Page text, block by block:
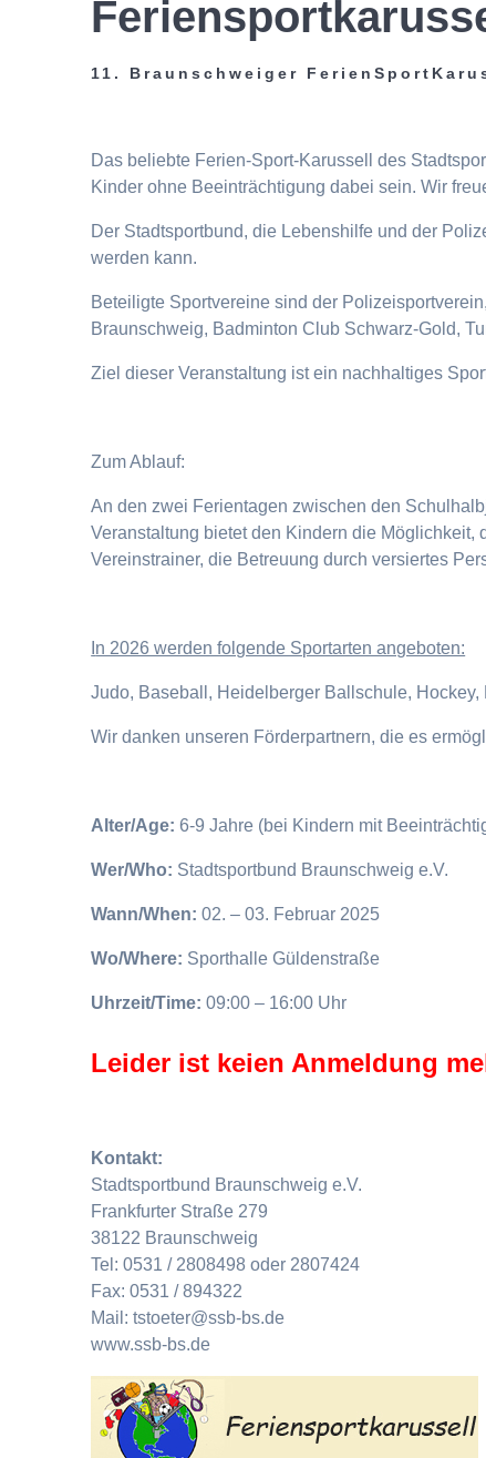
11. Braunschweiger
Das beliebte Ferien-Sport-Karussell des
Kinder ohne Beeinträchtigung dabei sein. Wir
Der Stadtsportbund, die Lebenshilfe und der
werden kann.
Beteiligte Sportvereine sind der
Braunschweig, Badminton Club Schwarz-Gold,
Ziel dieser Veranstaltung ist ein nachhaltiges
Zum Ablauf:
An den zwei Ferientagen zwischen den
Veranstaltung bietet den Kindern die
Vereinstrainer, die Betreuung durch versiertes
n 2026 werden folgende Sportarten angeboten:
Judo, Baseball, Heidelberger Ballschule,
Wir danken unseren Förderpartnern, die es
Alter/Age:6-9 Jahre (bei Kindern mit
Wer/Who: Stadtsportbund Braunschweig e.V.
Wann/When:02. – 03. Februar 2025
Wo/Where: Sporthalle Güldenstraße
Uhrzeit/Time:09:00 – 16:00 Uhr
Leider ist keien Anmeldung
Kontakt:
Stadtsportbund Braunschweig e.V.
Frankfurter Straße 279
38122 Braunschweig
Tel: 0531 / 2808498 oder 2807424
Fax: 0531 / 894322
Mail: tstoeter@ssb-bs.de
www.ssb-bs.de